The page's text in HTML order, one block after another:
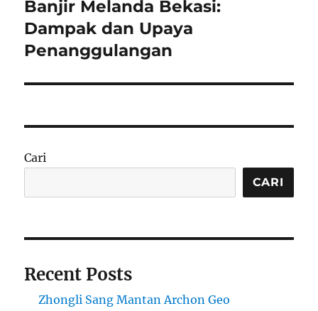
Next
post:
Banjir Melanda Bekasi:
Dampak dan Upaya
Penanggulangan
Cari
CARI
Recent Posts
Zhongli Sang Mantan Archon Geo